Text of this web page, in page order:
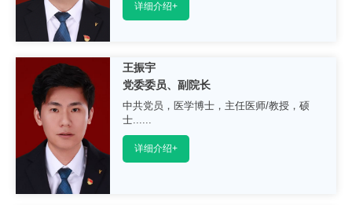
详细介绍+
王振宇
党委委员、副院长
中共党员，医学博士，主任医师/教授，硕
士......
详细介绍+